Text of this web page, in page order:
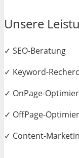
Unsere
✓ SEO-Beratung
✓ Keyword-
✓ OnPage-
✓ OffPage-
✓ Content-